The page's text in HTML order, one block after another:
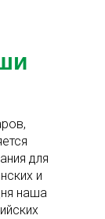
для
и
наша